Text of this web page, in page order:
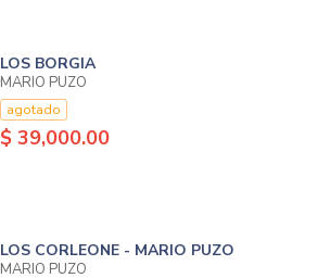
LOS BORGIA
MARIO PUZO
agotado
$ 39,000.00
LOS CORLEONE - MARIO PUZO
MARIO PUZO